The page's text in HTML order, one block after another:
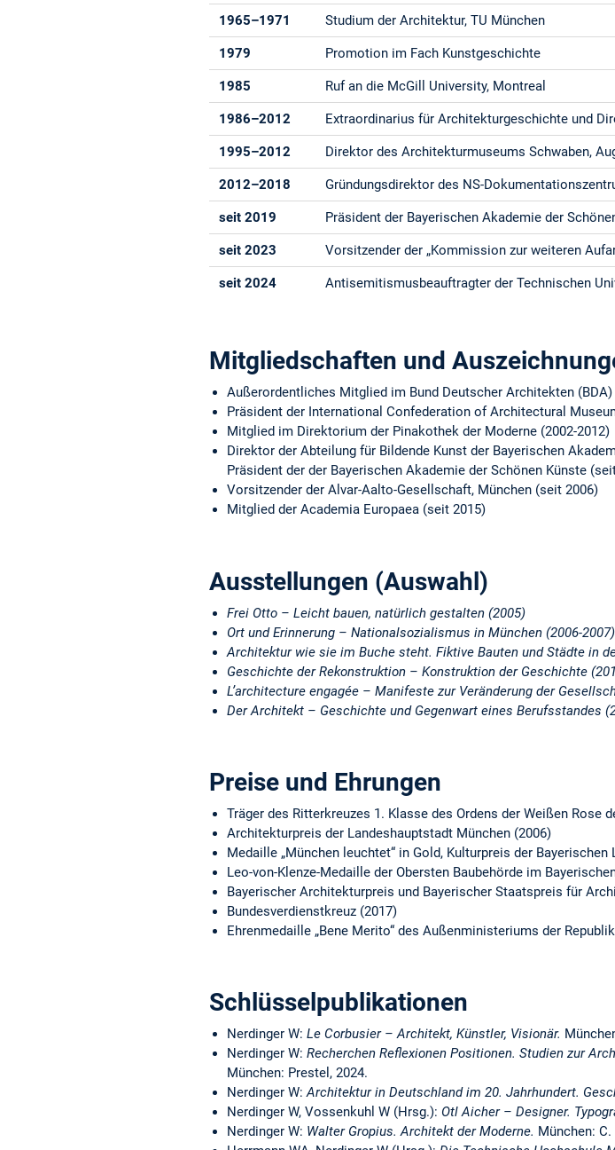
1965–1971 Studium der Architektur, TU München
1979 Promotion im Fach Kunstgeschichte
1985 Ruf an die McGill University, Montreal
1986–2012 Extraordinarius für Architekturgeschichte und
1995–2012 Direktor des Architekturmuseums Schwaben,
2012–2018 Gründungsdirektor des NS-
seit 2019 Präsident der Bayerischen Akademie der
seit 2023 Vorsitzender der „Kommission zur weiteren
seit 2024 Antisemitismusbeauftragter der Technischen
Mitgliedschaften und
Außerordentliches Mitglied im Bund Deutscher Architekten (BDA)
Präsident der International Confederation of Architectural
Mitglied im Direktorium der Pinakothek der Moderne (2002-2012)
Direktor der Abteilung für Bildende Kunst der Bayerischen
Präsident der der Bayerischen Akademie der Schönen Künste
Vorsitzender der Alvar-Aalto-Gesellschaft, München (seit 2006)
Mitglied der Academia Europaea (seit 2015)
Ausstellungen (Auswahl)
Frei Otto – Leicht bauen, natürlich gestalten (2005)
Ort und Erinnerung – Nationalsozialismus in München (2006-2007)
Architektur wie sie im Buche steht. Fiktive Bauten und Städte in
Geschichte der Rekonstruktion – Konstruktion der Geschichte
L’architecture engagée – Manifeste zur Veränderung der
Der Architekt – Geschichte und Gegenwart eines Berufsstandes
Preise und Ehrungen
Träger des Ritterkreuzes 1. Klasse des Ordens der Weißen Rose
Architekturpreis der Landeshauptstadt München (2006)
Medaille „München leuchtet“ in Gold, Kulturpreis der
Leo-von-Klenze-Medaille der Obersten Baubehörde im
Bayerischer Architekturpreis und Bayerischer Staatspreis für
Bundesverdienstkreuz (2017)
Ehrenmedaille „Bene Merito“ des Außenministeriums der
Schlüsselpublikationen
Nerdinger W: Le Corbusier – Architekt, Künstler, Visionär.
Nerdinger W: Recherchen Reflexionen Positionen. Studien zur
München: Prestel, 2024.
Nerdinger W:Architektur in Deutschland im 20. Jahrhundert.
Nerdinger W, Vossenkuhl W (Hrsg.): Otl Aicher – Designer.
Nerdinger W: Walter Gropius. Architekt der Moderne. München: